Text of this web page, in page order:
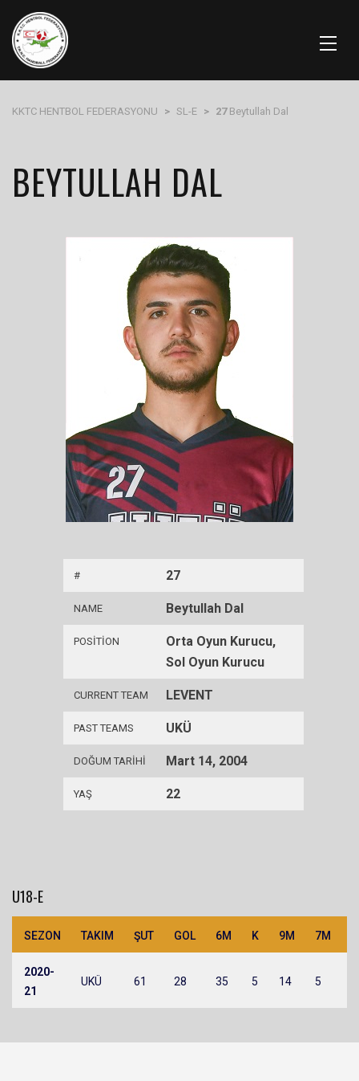
KKTC HENTBOL FEDERASYONU > SL-E > 27Beytullah Dal
BEYTULLAH DAL
# 27
NAME Beytullah Dal
POSITION
Orta Oyun Kurucu,
Sol Oyun Kurucu
CURRENT TEAM LEVENT
PAST TEAMS UKÜ
DOĞUM TARIHI Mart 14, 2004
YAŞ 22
U18-E
SEZON TAKIM ŞUT GOL 6M K 9M 7M
2020-
21
UKÜ 61 28 35 5 14 5